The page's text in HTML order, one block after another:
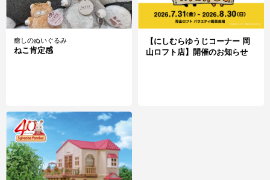
癒しのぬいぐるみ
ねこ肯定感
【にしむらゆうじコーナー 岡
山ロフト店】開催のお知らせ